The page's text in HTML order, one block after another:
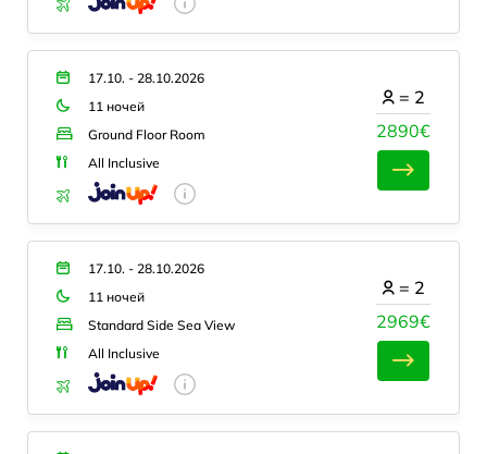
17.10. - 28.10.2026
11 ночей
Ground Floor Room
All Inclusive
2890€
= 2
17.10. - 28.10.2026
11 ночей
Standard Side Sea View
All Inclusive
2969€
= 2